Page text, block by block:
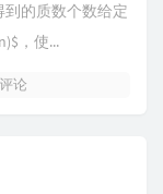
到的质数个数给定
，使...
论